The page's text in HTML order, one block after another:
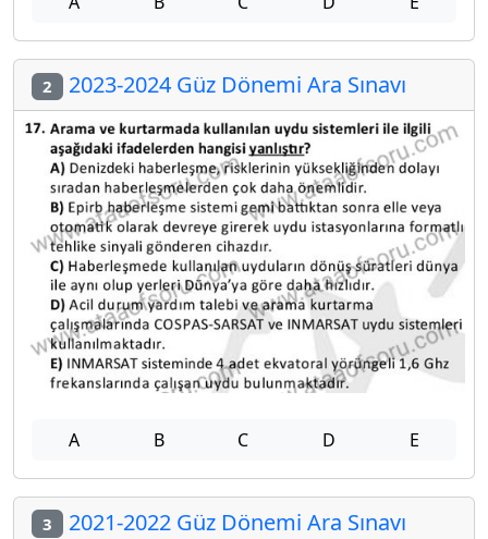
2 2023-2024 Güz Dönemi Ara Sınavı
A B C D E
3 2021-2022 Güz Dönemi Ara Sınavı